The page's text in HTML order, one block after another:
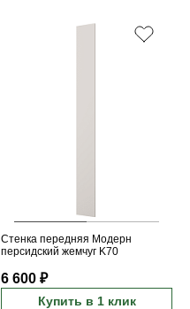
Стенка передняя Модерн
персидский жемчуг K70
6 600 ₽
Купить в 1 клик